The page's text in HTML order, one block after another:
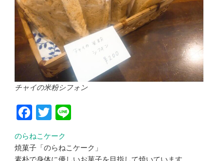
チャイの米粉シフォン
F
c
T
tt
e
のらねこケーク
焼菓子「のらねこケーク」
素朴で身体に優しいお菓子を目指して焼いています